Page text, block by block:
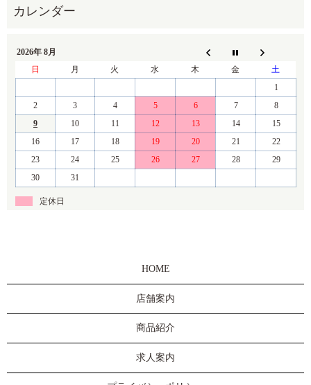
2026年 8月
日
月 火 水 木 金
土
1
2
3 4 5 6 7
8
9
10 11 12 13 14
15
16
17 18 19 20 21
22
23
24 25 26 27 28
29
30
31
定休日
HOME
店舗案内
商品紹介
求人案内